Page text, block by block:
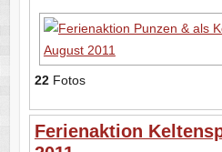
22Fotos
Ferienaktion